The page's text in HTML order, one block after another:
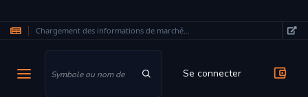
Chargement des informations de marché...
Se connecter